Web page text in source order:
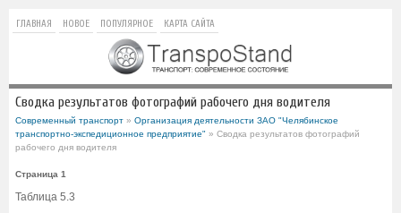
ГЛАВНАЯ НОВОЕ ПОПУЛЯРНОЕ КАРТА САЙТА
Сводка результатов фотографий рабочего дня водителя
Современный транспорт » Организация деятельности ЗАО "Челябинское
транспортно-экспедиционное предприятие" » Сводка результатов фотографий
рабочего дня водителя
Страница 1
Таблица 5.3